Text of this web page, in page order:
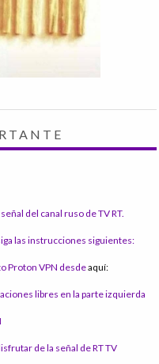
del canal ruso de TV RT.
las instrucciones siguientes:
Proton VPN desdeaquí:
libres en la parte izquierda
de la señal de RT TV